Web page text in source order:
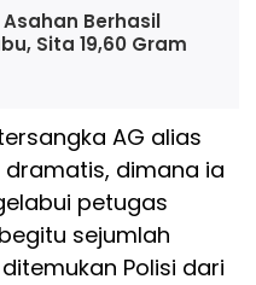
Berhasil
Sita 19,60 Gram
AG alias
dramatis, dimana ia
petugas
sejumlah
Polisi dari